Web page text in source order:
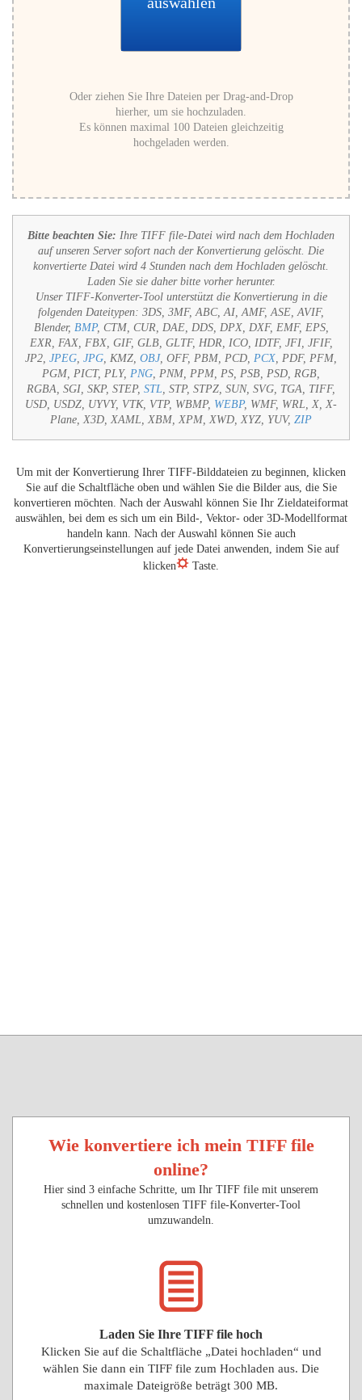
Oder ziehen Sie Ihre Dateien per Drag-and-Drop
hierher, um sie hochzuladen.
Es können maximal 100 Dateien gleichzeitig
hochgeladen werden.
Bitte beachten Sie: Ihre TIFF file-Datei wird nach dem Hochladen
auf unseren Server sofort nach der Konvertierung gelöscht. Die
konvertierte Datei wird 4 Stunden nach dem Hochladen gelöscht.
Laden Sie sie daher bitte vorher herunter.
Unser TIFF-Konverter-Tool unterstützt die Konvertierung in die
folgenden Dateitypen: 3DS, 3MF, ABC, AI, AMF, ASE, AVIF,
Blender, BMP, CTM, CUR, DAE, DDS, DPX, DXF, EMF, EPS,
EXR, FAX, FBX, GIF, GLB, GLTF, HDR, ICO, IDTF, JFI, JFIF,
JP2, JPEG, JPG, KMZ, OBJ, OFF, PBM, PCD, PCX, PDF, PFM,
PGM, PICT, PLY, PNG, PNM, PPM, PS, PSB, PSD, RGB,
RGBA, SGI, SKP, STEP, STL, STP, STPZ, SUN, SVG, TGA, TIFF,
USD, USDZ, UYVY, VTK, VTP, WBMP, WEBP, WMF, WRL, X, X-
Plane, X3D, XAML, XBM, XPM, XWD, XYZ, YUV, ZIP
Um mit der Konvertierung Ihrer TIFF-Bilddateien zu beginnen, klicken
Sie auf die Schaltfläche oben und wählen Sie die Bilder aus, die Sie
konvertieren möchten. Nach der Auswahl können Sie Ihr Zieldateiformat
auswählen, bei dem es sich um ein Bild-, Vektor- oder 3D-Modellformat
handeln kann. Nach der Auswahl können Sie auch
Konvertierungseinstellungen auf jede Datei anwenden, indem Sie auf
klicken
Taste.
Wie konvertiere ich mein TIFF file
online?
Hier sind 3 einfache Schritte, um Ihr TIFF file mit unserem
schnellen und kostenlosen TIFF file-Konverter-Tool
umzuwandeln.
Laden Sie Ihre TIFF file hoch
Klicken Sie auf die Schaltfläche „Datei hochladen“ und
wählen Sie dann ein TIFF file zum Hochladen aus. Die
maximale Dateigröße beträgt 300 MB.